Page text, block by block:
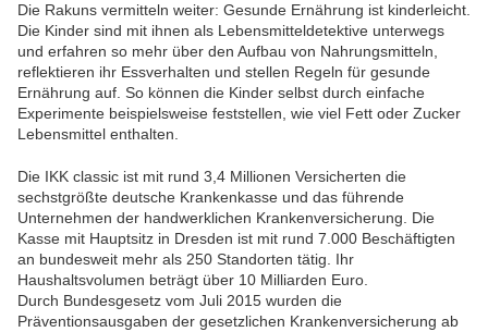
Die Rakuns vermitteln weiter: Gesunde Ernährung ist kinderleicht.
Die Kinder sind mit ihnen als Lebensmitteldetektive unterwegs
und erfahren so mehr über den Aufbau von Nahrungsmitteln,
reflektieren ihr Essverhalten und stellen Regeln für gesunde
Ernährung auf. So können die Kinder selbst durch einfache
Experimente beispielsweise feststellen, wie viel Fett oder Zucker
Lebensmittel enthalten.
Die IKK classic ist mit rund 3,4 Millionen Versicherten die
sechstgrößte deutsche Krankenkasse und das führende
Unternehmen der handwerklichen Krankenversicherung. Die
Kasse mit Hauptsitz in Dresden ist mit rund 7.000 Beschäftigten
an bundesweit mehr als 250 Standorten tätig. Ihr
Haushaltsvolumen beträgt über 10 Milliarden Euro.
Durch Bundesgesetz vom Juli 2015 wurden die
Präventionsausgaben der gesetzlichen Krankenversicherung ab